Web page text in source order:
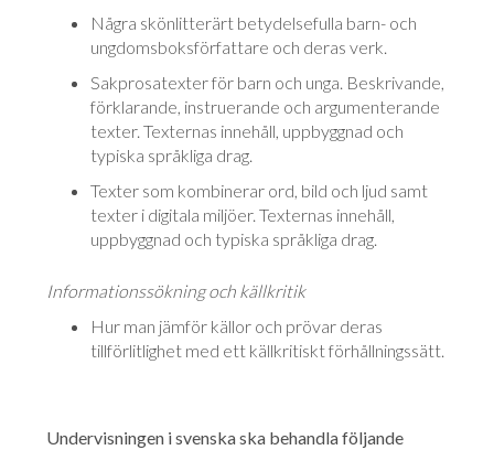
Några skönlitterärt betydelsefulla barn- och
ungdomsboksförfattare och deras verk.
Sakprosatexter för barn och unga. Beskrivande,
förklarande, instruerande och argumenterande
texter. Texternas innehåll, uppbyggnad och
typiska språk­liga drag.
Texter som kombinerar ord, bild och ljud samt
texter i digitala miljöer. Tex­ter­nas innehåll,
uppbyggnad och typiska språkliga drag.
Informationssökning och källkritik
Hur man jämför källor och prövar deras
tillförlitlighet med ett källkritiskt för­hållningssätt.
Undervisningen i svenska ska behandla följande